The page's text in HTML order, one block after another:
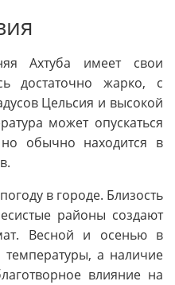
Ахтуба имеет свои
достаточно жарко, с
Цельсия и высокой
может опускаться
обычно находится в
в городе. Близость
районы создают
Весной и осенью в
а наличие
влияние на